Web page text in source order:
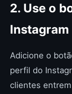
2. Use o
Instagram
Adicione o
perfil do
clientes